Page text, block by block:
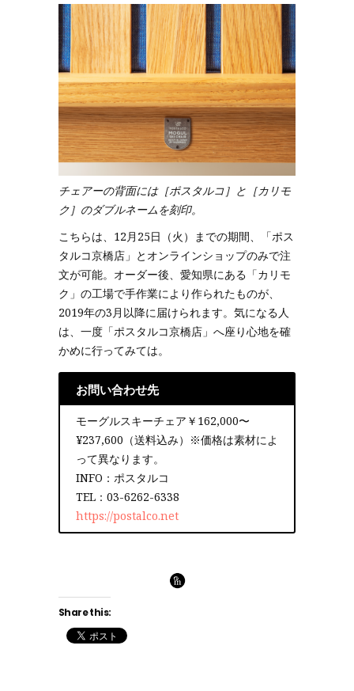
チェアーの背面には［ポスタルコ］と［カリモ
ク］のダブルネームを刻印。
こちらは、12月25日（火）までの期間、「ポス
タルコ京橋店」とオンラインショップのみで注
文が可能。オーダー後、愛知県にある「カリモ
ク」の工場で手作業により作られたものが、
2019年の3月以降に届けられます。気になる人
は、一度「ポスタルコ京橋店」へ座り心地を確
かめに行ってみては。
お問い合わせ先
モーグルスキーチェア￥162,000〜
¥237,600（送料込み）※価格は素材によ
って異なります。
INFO：ポスタルコ
TEL：03-6262-6338
https://postalco.net
Share this: